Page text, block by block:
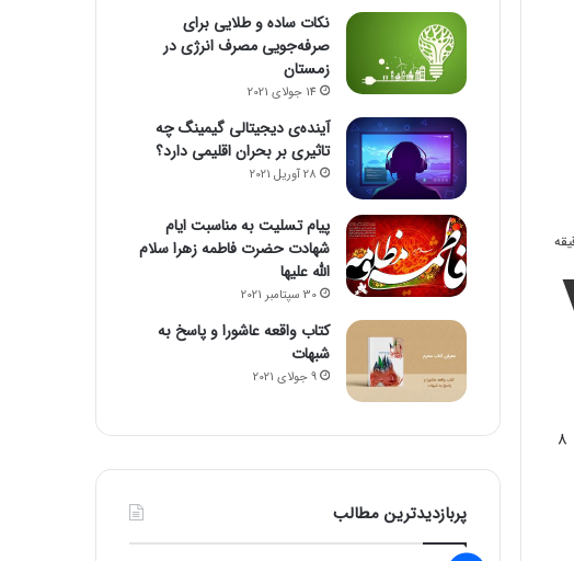
نام این ابرخودروی ۹۴۰ اسب بخاری از سیستم انتقال قدرت به هر چهار چرخ و پیشرانه هیبریدی الهام گرفته شده، عدد ۸
نکات ساده و طلایی برای
صرفه‌جویی مصرف انرژی در
زمستان
14 جولای 2021
آینده‌ی دیجیتالی گیمینگ چه
تاثیری بر بحران اقلیمی دارد؟
28 آوریل 2021
پیام تسلیت به مناسبت ایام
شهادت حضرت فاطمه زهرا سلام
الله علیها
30 سپتامبر 2021
کتاب واقعه عاشورا و پاسخ به
شبهات
9 جولای 2021
پربازدیدترین مطالب